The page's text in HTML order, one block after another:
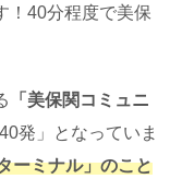
！40分程度で美保
「美保関コミュニ
発」となっていま
ーミナル」のこと